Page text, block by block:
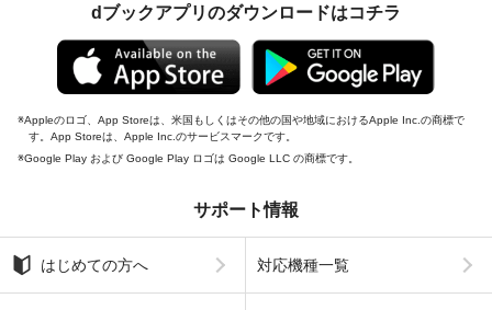
dブックアプリのダウンロードはコチラ
Appleのロゴ、App Storeは、米国もしくはその他の国や地域におけるApple Inc.の商標で
す。App Storeは、Apple Inc.のサービスマークです。
Google Play および Google Play ロゴは Google LLC の商標です。
サポート情報
はじめての方へ 対応機種一覧